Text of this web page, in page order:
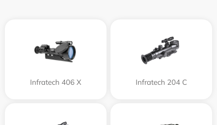
Infratech 406 Х Infratech 204 С